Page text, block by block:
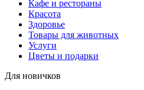
Кафе и рестораны
Красота
Здоровье
Товары для животных
Услуги
Цветы и подарки
Для новичков